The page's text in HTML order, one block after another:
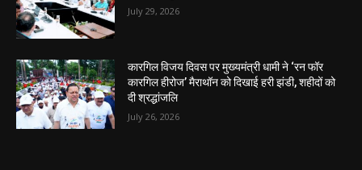
July 29, 2026
कारगिल विजय दिवस पर मुख्यमंत्री धामी ने ‘रन फॉर
कारगिल हीरोज’ मैराथॉन को दिखाई हरी झंडी, शहीदों को
दी श्रद्धांजलि
July 26, 2026